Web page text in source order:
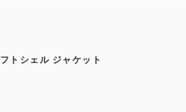
トシェル ジャケット